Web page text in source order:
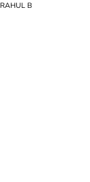
RAHUL B